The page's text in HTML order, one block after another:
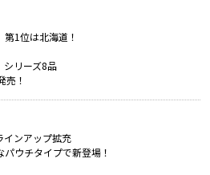
1位は北海道！
シリーズ8品
売！
インアップ拡充
ウチタイプで新登場！